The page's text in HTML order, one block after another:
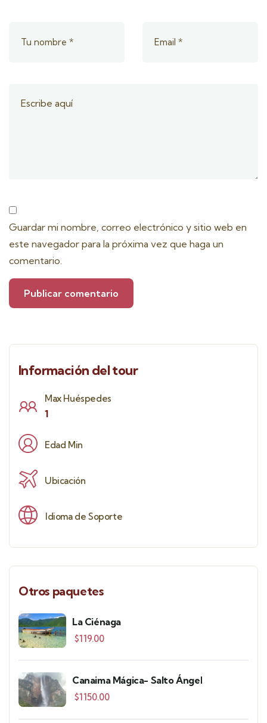
Guardar mi nombre, correo electrónico y sitio web en
este navegador para la próxima vez que haga un
comentario.
Información del tour
Max Huéspedes
1
Edad Min
Ubicación
Idioma de Soporte
Otros paquetes
La Ciénaga
$119.00
Canaima Mágica- Salto Ángel
$1150.00